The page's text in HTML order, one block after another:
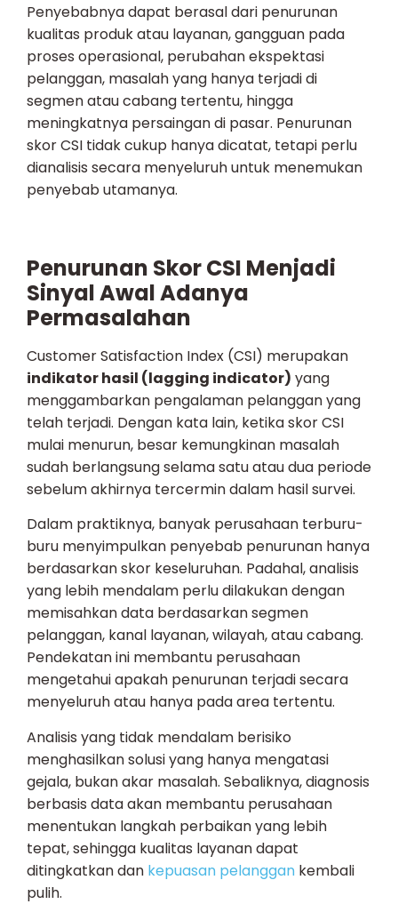
Penyebabnya dapat berasal dari penurunan
kualitas produk atau layanan, gangguan pada
proses operasional, perubahan ekspektasi
pelanggan, masalah yang hanya terjadi di
segmen atau cabang tertentu, hingga
meningkatnya persaingan di pasar. Penurunan
skor CSI tidak cukup hanya dicatat, tetapi perlu
dianalisis secara menyeluruh untuk menemukan
penyebab utamanya.
Penurunan Skor CSI Menjadi
Sinyal Awal Adanya
Permasalahan
Customer Satisfaction Index (CSI) merupakan
indikator hasil (lagging indicator) yang
menggambarkan pengalaman pelanggan yang
telah terjadi. Dengan kata lain, ketika skor CSI
mulai menurun, besar kemungkinan masalah
sudah berlangsung selama satu atau dua periode
sebelum akhirnya tercermin dalam hasil survei.
Dalam praktiknya, banyak perusahaan terburu-
buru menyimpulkan penyebab penurunan hanya
berdasarkan skor keseluruhan. Padahal, analisis
yang lebih mendalam perlu dilakukan dengan
memisahkan data berdasarkan segmen
pelanggan, kanal layanan, wilayah, atau cabang.
Pendekatan ini membantu perusahaan
mengetahui apakah penurunan terjadi secara
menyeluruh atau hanya pada area tertentu.
Analisis yang tidak mendalam berisiko
menghasilkan solusi yang hanya mengatasi
gejala, bukan akar masalah. Sebaliknya, diagnosis
berbasis data akan membantu perusahaan
menentukan langkah perbaikan yang lebih
tepat, sehingga kualitas layanan dapat
ditingkatkan dan kepuasan pelanggan kembali
pulih.